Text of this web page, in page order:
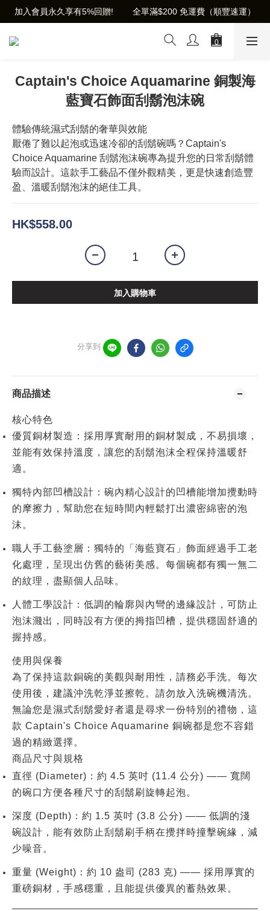
加入會員永久享有5%回贈!        全單滿$200 免運費（順豐速運）
Captain's Choice Aquamarine 銅製海
藍寶石飾面刮鬍泡沫碗
體驗傳統濕式刮鬍的奢華與效能
厭倦了難以起泡或迅速冷卻的刮鬍碗嗎？Captain's
Choice Aquamarine 刮鬍泡沫碗專為提升您的日常刮鬍體
驗而設計。這款手工藝品不僅外觀精美，更是快速創造豐
盈、溫暖刮鬍泡沫的絕佳工具。
HK$558.00
加入購物車
分享到
商品描述
核心特色
優質銅材製造 ：採用厚實耐用的銅材製成，不易損壞，
並能有效保持溫度，讓您的刮鬍泡沫全程保持溫暖舒
適。
獨特內部凹槽設計 ：碗內精心設計的凹槽能增加攪動時
的摩擦力，幫助您在短時間內輕鬆打出濃密綿密的泡
沫。
職人手工藝塗層 ：獨特的「海藍寶石」飾面經過手工老
化處理，呈現出仿舊的藝術美感。每個碗都有獨一無二
的紋理，盡顯個人品味。
人體工學設計 ：低調的輪廓與內彎的邊緣設計，可防止
泡沫濺出，同時設有方便的拇指凹槽，提供穩固舒適的
握持感。
使用與保養
為了保持這款銅碗的美觀與耐用性，請務必手洗。每次
使用後，建議沖洗乾淨並擦乾。請勿放入洗碗機清洗。
無論您是濕式刮鬍愛好者還是尋求一份特別的禮物，這
款 Captain's Choice Aquamarine 銅碗都是您不容錯
過的精緻選擇。
商品尺寸與規格
直徑 (Diameter) ：約 4.5 英吋 (11.4 公分) —— 寬闊
的碗口方便各種尺寸的刮鬍刷旋轉起泡。
深度 (Depth) ：約 1.5 英吋 (3.8 公分) —— 低調的淺
碗設計，能有效防止刮鬍刷手柄在攪拌時撞擊碗緣，減
少噪音。
重量 (Weight) ：約 10 盎司 (283 克) —— 採用厚實的
重磅銅材，手感穩重，且能提供優異的蓄熱效果。